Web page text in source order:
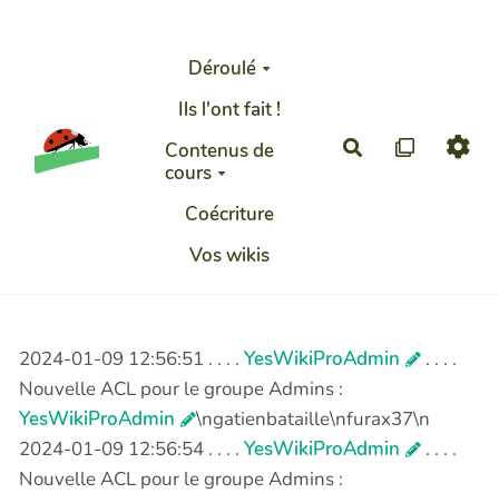
Déroulé
Ils l'ont fait !
Contenus de
cours
Coécriture
Vos wikis
Rechercher
2024-01-09 12:56:51 . . . . YesWikiProAdmin
. . . .
Nouvelle ACL pour le groupe Admins :
YesWikiProAdmin
\ngatienbataille\nfurax37\n
2024-01-09 12:56:54 . . . . YesWikiProAdmin
. . . .
Nouvelle ACL pour le groupe Admins :